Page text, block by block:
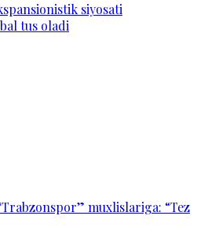
siyosati
tus oladi
muxlislariga: “Tez